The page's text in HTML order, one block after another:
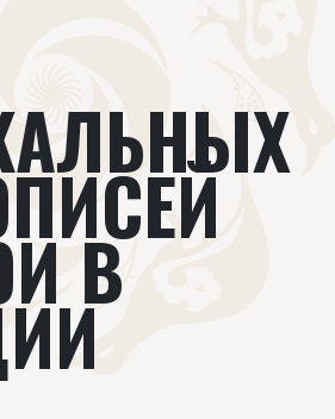
Подкасты
Видеолекторий
В